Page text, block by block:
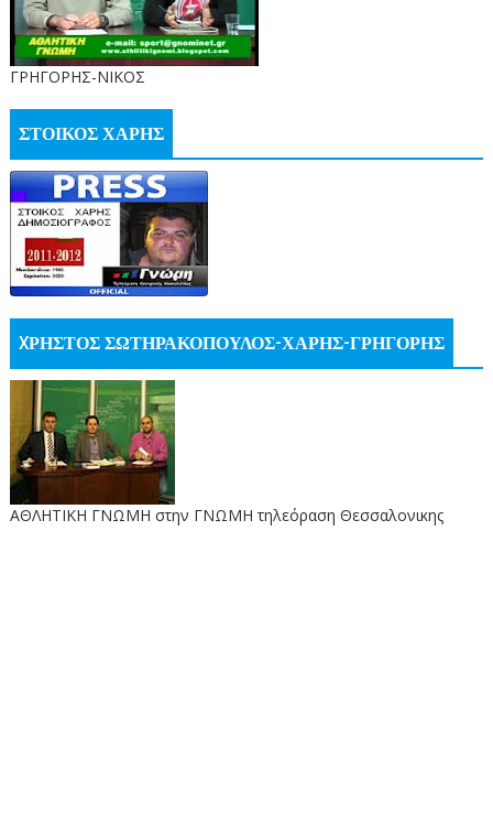
ΓΡΗΓΟΡΗΣ-ΝΙΚΟΣ
ΣΤΟΙΚΟΣ ΧΑΡΗΣ
XΡΗΣΤΟΣ ΣΩΤΗΡΑΚΟΠΟΥΛΟΣ-ΧΑΡΗΣ-ΓΡΗΓΟΡΗΣ
ΑΘΛΗΤΙΚΗ ΓΝΩΜΗ στην ΓΝΩΜΗ τηλεόραση Θεσσαλονικης